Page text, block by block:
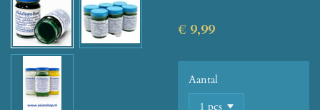
€ 9,99
Aantal